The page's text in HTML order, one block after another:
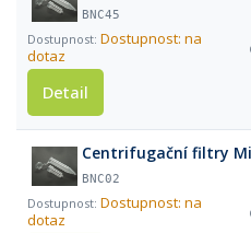
BNC45
Dostupnost: na
dotaz
Detail
Centrifugační filtry
BNC02
Dostupnost: na
dotaz